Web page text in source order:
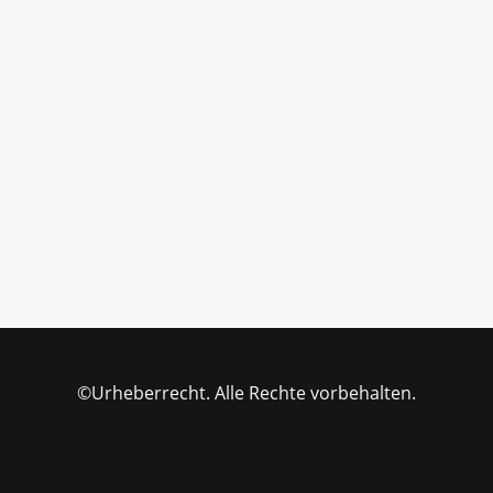
©Urheberrecht. Alle Rechte vorbehalten.